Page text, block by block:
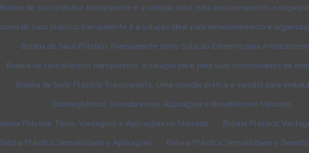
Bobina de saco plástico transparente é a solução ideal para armazenamento e
de saco plástico transparente é a solução ideal para armazenamento e
Bobina de Saco Plástico Transparente como Solução Eficiente para
Bobina de saco plástico transparente: a solução ideal para suas necessidades de
Bobina de Saco Plástico Transparente: Uma solução prática e versátil para
Bobina plástica: Descubra suas Aplicações e Benefícios no Mercado
Plástica: Tipos, Vantagens e Aplicações no Mercado
Bobina Plástica:
Plástica: Versatilidade e Aplicações
Bobina Plástica: Versatilidade e